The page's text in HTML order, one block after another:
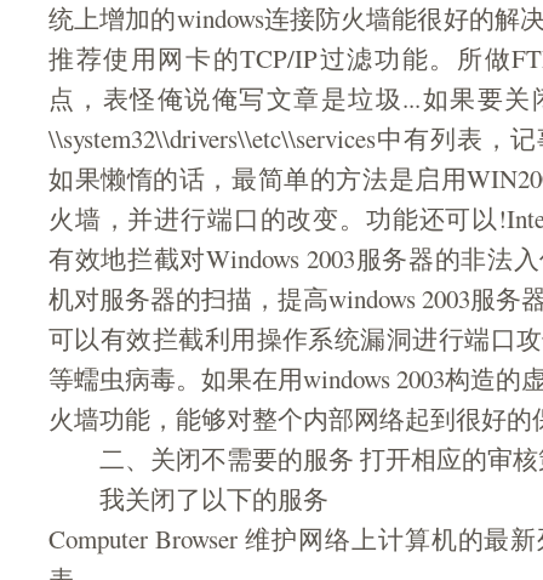
统上增加的windows连接防火墙能很好的解
推荐使用网卡的TCP/IP过滤功能。所做
点，表怪俺说俺写文章是垃圾...如果要
\\system32\\drivers\\etc\\services中有列表，
如果懒惰的话，最简单的方法是启用
火墙，并进行端口的改变。功能还可以
有效地拦截对Windows 2003服务器的非法
机对服务器的扫描，提高windows 2003服务
可以有效拦截利用操作系统漏洞进行端口
等蠕虫病毒。如果在用windows 2003构造的
火墙功能，能够对整个内部网络起到很好的
二、关闭不需要的服务 打开相应的审核
我关闭了以下的服务
Computer Browser 维护网络上计算机的最